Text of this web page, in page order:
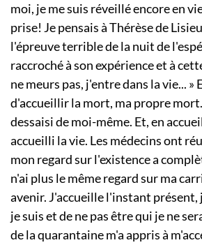
moi, je me suis réveillé encore en
prise! Je pensais à Thérèse de
l'épreuve terrible de la nuit de
raccroché à son expérience et à
ne meurs pas, j'entre dans la vie... »
d'accueillir la mort, ma propre mort.
dessaisi de moi-même. Et, en
accueilli la vie. Les médecins ont
mon regard sur l'existence a
n'ai plus le même regard sur ma
avenir. J'accueille l'instant présent,
je suis et de ne pas être qui je ne
de la quarantaine m'a appris à